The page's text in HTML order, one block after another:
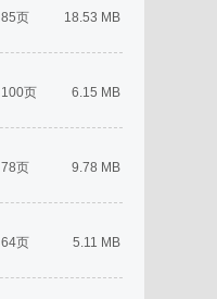
18.53 MB
85页
6.15 MB
100页
9.78 MB
78页
5.11 MB
64页